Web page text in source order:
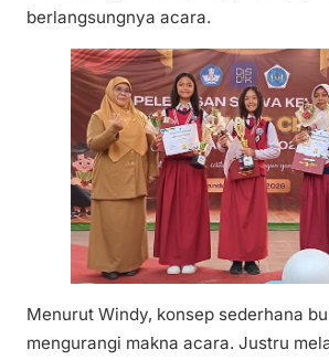
berlangsungnya acara.
Menurut Windy, konsep sederhana
mengurangi makna acara. Justru